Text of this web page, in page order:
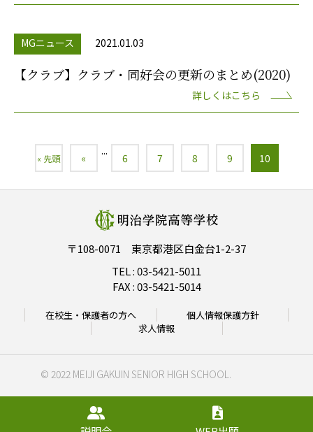
MGニュース 2021.01.03
【クラブ】クラブ・同好会の更新のまとめ(2020)
詳しくはこちら
« 先頭 «
...
6 7 8 9 10
〒108-0071 東京都港区白金台1-2-37
TEL :03-5421-5011
FAX : 03-5421-5014
在校生・保護者の方へ
個人情報保護方針
求人情報
© 2022 MEIJI GAKUIN SENIOR HIGH SCHOOL.